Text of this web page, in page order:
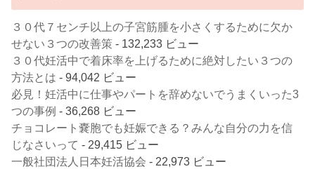
３０代７センチ以上の子宮筋腫を小さくするために欠か
せない３つの改善策 - 132,233 ビュー
３０代妊活中で着床率を上げるために絶対したい３つの
方法とは - 94,042 ビュー
必見！妊活中に仕事やパートを辞めないでうまくいった3
つの事例 - 36,268 ビュー
チョコレート嚢胞でも妊娠できる？みんな自分の力を信
じなさいって - 29,415 ビュー
一般社団法人日本妊活協会 - 22,973 ビュー